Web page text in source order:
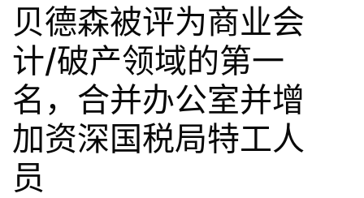
贝德森被评为商业会
计/破产领域的第一
名，合并办公室并增
加资深国税局特工人
员